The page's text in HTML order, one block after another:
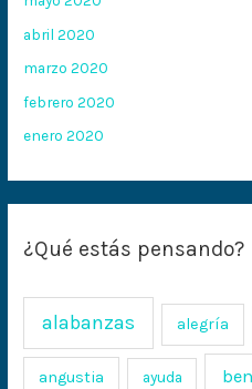
abril 2020
marzo 2020
febrero 2020
enero 2020
¿Qué estás pensando?
alabanzas alegría
angustia ayuda